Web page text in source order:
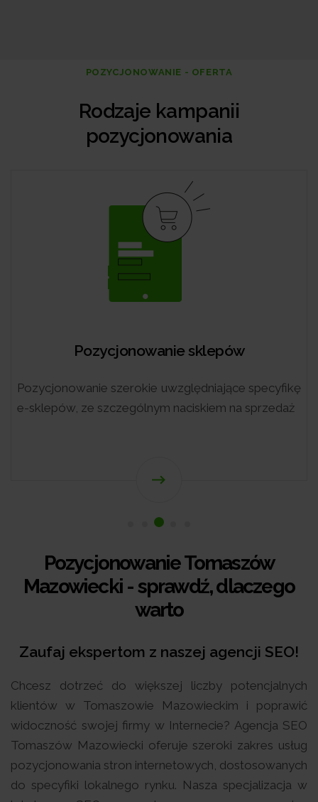
POZYCJONOWANIE - OFERTA
Rodzaje kampanii
pozycjonowania
Pozycjonowanie sklepów
Pozycjonowanie szerokie uwzględniające specyfikę
e-sklepów, ze szczególnym naciskiem na sprzedaż
Pozycjonowanie Tomaszów
Mazowiecki - sprawdź, dlaczego
warto
Zaufaj ekspertom z naszej agencji SEO!
Chcesz dotrzeć do większej liczby potencjalnych
klientów w Tomaszowie Mazowieckim i poprawić
widoczność swojej firmy w Internecie? Agencja SEO
Tomaszów Mazowiecki oferuje szeroki zakres usług
pozycjonowania stron internetowych, dostosowanych
do specyfiki lokalnego rynku. Nasza specjalizacja w